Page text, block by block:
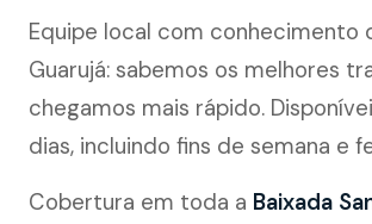
Equipe local com conhecimento
Guarujá: sabemos os melhores
chegamos mais rápido.
dias, incluindo fins de semana e
Cobertura em toda a Baixada